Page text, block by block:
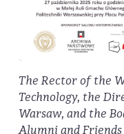
The Rector of the
Technology, the
Warsaw, and the
Alumni and